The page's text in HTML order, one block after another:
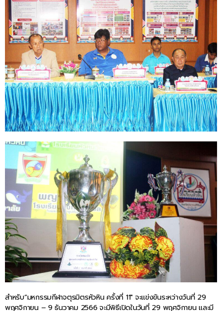
สำหรับ“มหกรรมกีฬาจตุรมิตรหัวหิน ครั้งที่ 11″ จะแข่งขันระหว่างวันที่ 29
พฤศจิกายน – 9 ธันวาคม 2566 จะมีพิธีเปิดในวันที่ 29 พฤศจิกายน และมี